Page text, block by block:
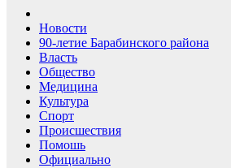
Новости
90-летие Барабинского района
Власть
Общество
Медицина
Культура
Спорт
Происшествия
Помошь
Официально